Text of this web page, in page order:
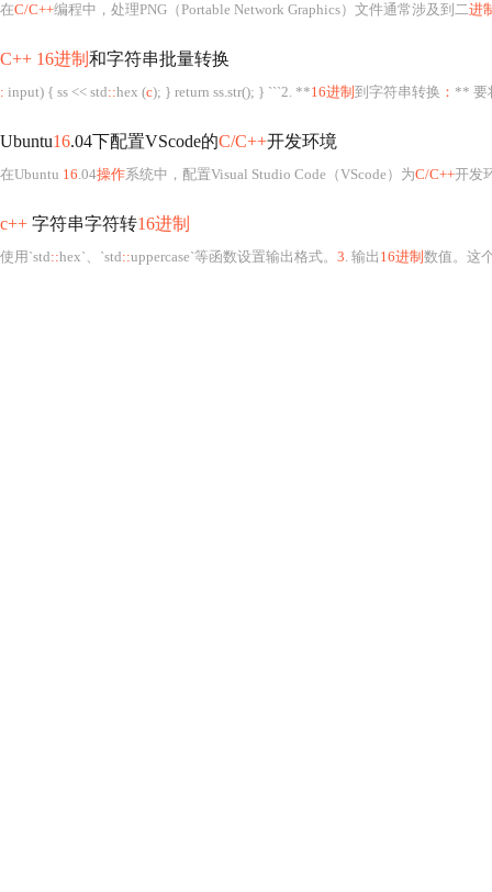
在C/C++编程中，处理PNG（Portable Network Graphics）文件通常涉及到二进
C++ 16进制 和字符串批量转换
: input) { ss << std::hex (c); } return ss.str(); } ```2. **16进制 到字符串转换 ： ** 要
Ubuntu16.04下配置VScode的C/C++开发环境
在Ubuntu 16.04操作系统中，配置Visual Studio Code（VScode）为C/C++开发环境是
c++ 字符串字符转16进制
使用`std::hex`、`std::uppercase`等函数设置输出格式。 3. 输出 16进制 数值。这个过程可